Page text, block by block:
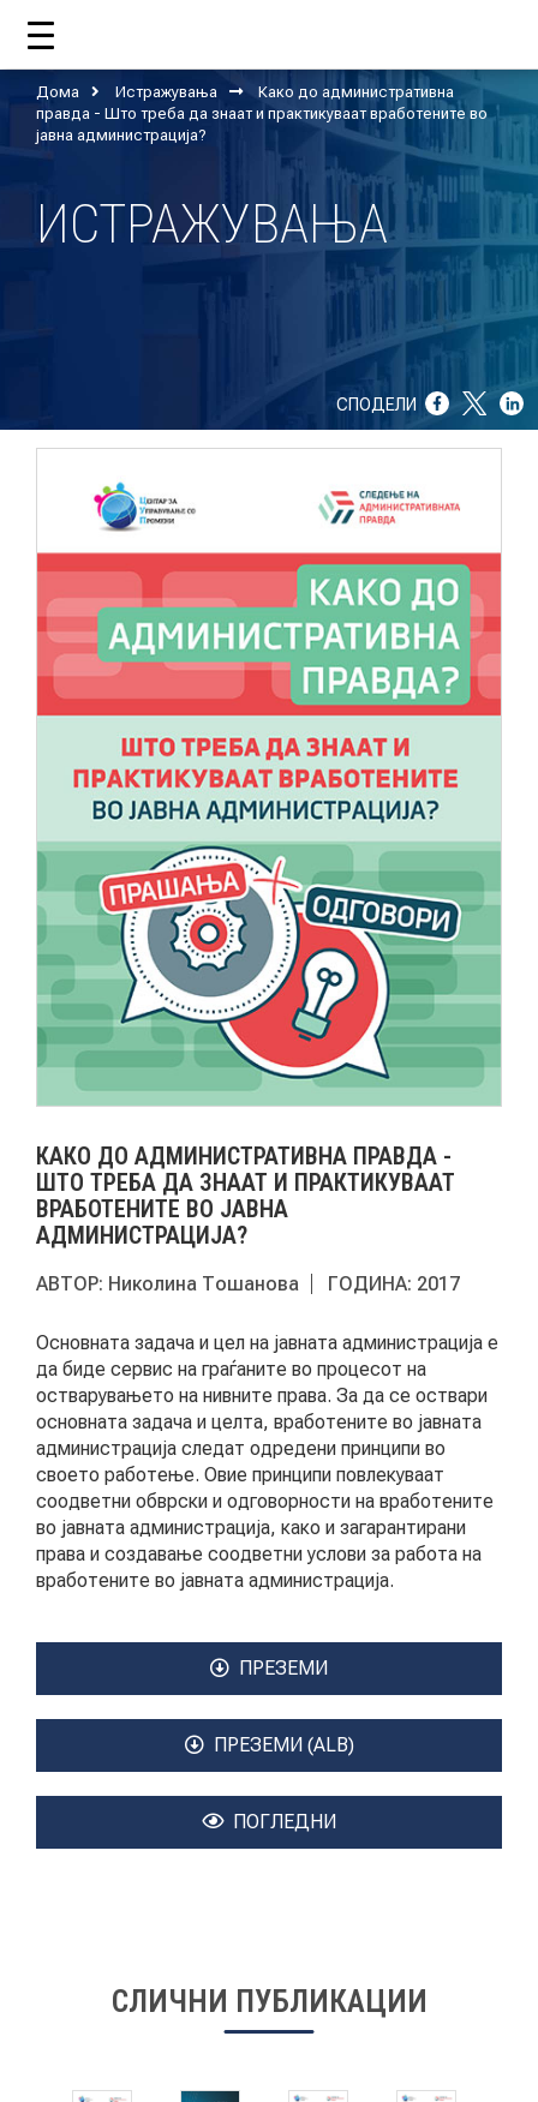
ДОМА
ЗА НАС
ГОДИШНИ ИЗВЕШТАИ
НОВОСТИ
ИСТРАЖУВАЊА
ПРОЕКТИ
УСЛУГИ
КАТАЛОГ НА УСЛУГИ
ПОВИЦИ
АКТУЕЛНИ ПОВИЦИ
АРХИВА
ИНИЦИЈАТИВИ
ПОДНЕСИ ИНИЦИЈАТИВА
ПОДДРЖИ ИНИЦИЈАТИВА
МУЛТИМЕДИЈА
ГАЛЕРИЈА
Дома Истражувања
Како до административна
правда - Што треба да знаат и практикуваат вработените во
јавна администрација?
ИСТРАЖУВАЊА
СПОДЕЛИ
КАКО ДО АДМИНИСТРАТИВНА ПРАВДА -
ШТО ТРЕБА ДА ЗНААТ И ПРАКТИКУВААТ
ВРАБОТЕНИТЕ ВО ЈАВНА
АДМИНИСТРАЦИЈА?
АВТОР: Николина Тошанова ГОДИНА: 2017
Основната задача и цел на јавната администрација е
да биде сервис на граѓаните во процесот на
остварувањето на нивните права. За да се оствари
основната задача и целта, вработените во јавната
администрација следат одредени принципи во
своето работење. Овие принципи повлекуваат
соодветни обврски и одговорности на вработените
во јавната администрација, како и загарантирани
права и создавање соодветни услови за работа на
вработените во јавната администрација.
ПРЕЗЕМИ
ПРЕЗЕМИ (ALB)
ПОГЛЕДНИ
СЛИЧНИ ПУБЛИКАЦИИ